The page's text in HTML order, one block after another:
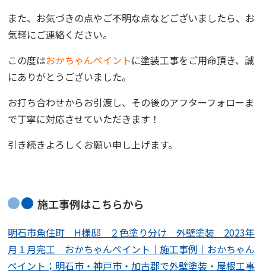
また、お気づきの点やご不明な点などございましたら、お
気軽にご連絡ください。
この度はおかちゃんペイントに塗装工事をご用命頂き、誠
にありがとうございました。
お打ち合わせからお引渡し、その後のアフターフォローま
で丁寧に対応させていただきます！
引き続きよろしくお願い申し上げます。
施工事例はこちらから
明石市魚住町 H様邸 ２色塗り分け 外壁塗装 2023年
月１月完工 おかちゃんペイント｜施工事例｜おかちゃん
ペイント；明石市・神戸市・加古郡で外壁塗装・屋根工事